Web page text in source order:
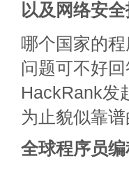
以及网络安
哪个国家的
问题可不好
HackRank发
为止貌似靠谱
全球程序员